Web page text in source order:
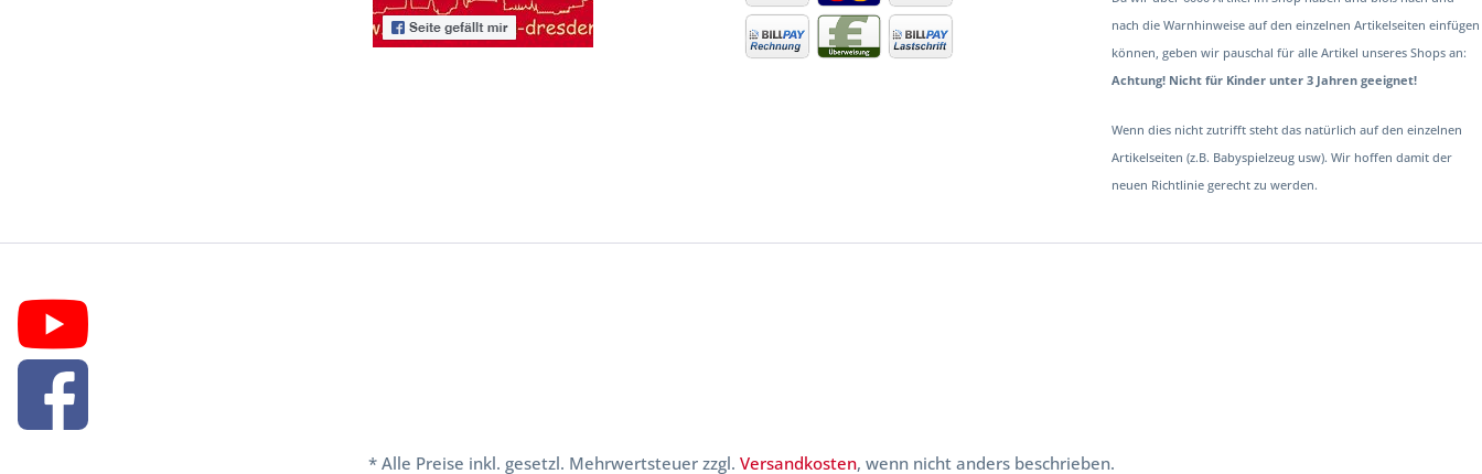
nach die Warnhinweise auf den einzelnen Artikelseiten einfügen
können, geben wir pauschal für alle Artikel unseres Shops an:
Achtung! Nicht für Kinder unter 3 Jahren geeignet!
Wenn dies nicht zutrifft steht das natürlich auf den einzelnen
Artikelseiten (z.B. Babyspielzeug usw). Wir hoffen damit der
neuen Richtlinie gerecht zu werden.
* Alle Preise inkl. gesetzl. Mehrwertsteuer zzgl. Versandkosten, wenn nicht anders beschrieben.